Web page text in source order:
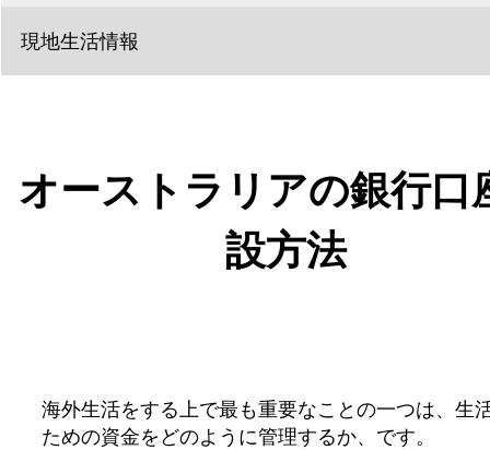
現地生活情報
オーストラリアの銀行口
設方法
海外生活をする上で最も重要なことの一つは、生
ための資金をどのように管理するか、です。